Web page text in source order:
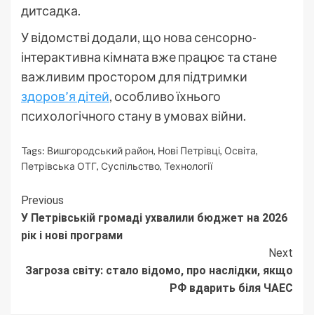
дитсадка.
У відомстві додали, що нова сенсорно-
інтерактивна кімната вже працює та стане
важливим простором для підтримки
здоров’я дітей, особливо їхнього
психологічного стану в умовах війни.
Tags: Вишгородський район, Нові Петрівці, Освіта,
Петрівська ОТГ, Суспільство, Технології
Continue
Reading
Previous
У Петрівській громаді ухвалили бюджет на 2026
рік і нові програми
Next
Загроза світу: стало відомо, про наслідки, якщо
РФ вдарить біля ЧАЕС